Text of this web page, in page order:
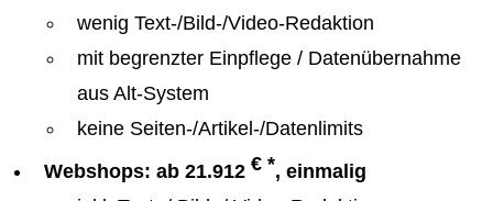
wenig Text-/Bild-/Video-Redaktion
mit begrenzter Einpflege / Datenübernahme
aus Alt-System
keine Seiten-/Artikel-/Datenlimits
Webshops: ab 21.912 € *, einmalig